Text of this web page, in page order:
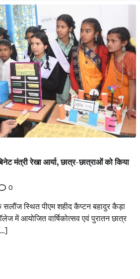
मंत्री रेखा आर्या, छात्र-छात्राओं को किया
0
स्थित पीएम शहीद कैप्टन बहादुर कैड़ा
में आयोजित वार्षिकोत्सव एवं पुरातन छात्र